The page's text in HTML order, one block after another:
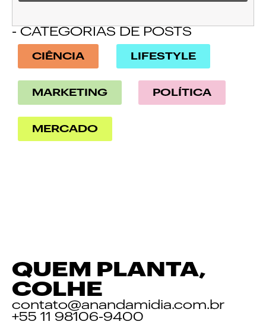
- CATEGORIAS DE POSTS
CIÊNCIA LIFESTYLE
MARKETING POLÍTICA
MERCADO
QUEM PLANTA,
COLHE
contato@anandamidia.com.br
+55 11 98106-9400